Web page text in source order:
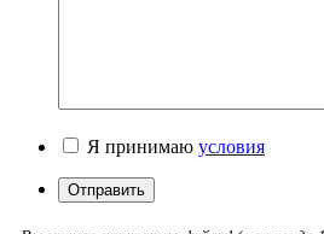
Я принимаю условия